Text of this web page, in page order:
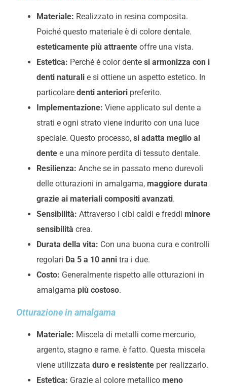
Materiale: Realizzato in resina composita.
Poiché questo materiale è di colore dentale.
esteticamente più attraente offre una vista.
Estetica: Perché è color dente si armonizza con i
denti naturali e si ottiene un aspetto estetico. In
particolare denti anteriori preferito.
Implementazione: Viene applicato sul dente a
strati e ogni strato viene indurito con una luce
speciale. Questo processo, si adatta meglio al
dente e una minore perdita di tessuto dentale.
Resilienza: Anche se in passato meno durevoli
delle otturazioni in amalgama, maggiore durata
grazie ai materiali compositi avanzati.
Sensibilità: Attraverso i cibi caldi e freddi minore
sensibilità crea.
Durata della vita: Con una buona cura e controlli
regolari Da 5 a 10 anni tra i due.
Costo: Generalmente rispetto alle otturazioni in
amalgama più costoso.
Otturazione in amalgama
Materiale: Miscela di metalli come mercurio,
argento, stagno e rame. è fatto. Questa miscela
viene utilizzata duro e resistente per realizzarlo.
Estetica: Grazie al colore metallico meno